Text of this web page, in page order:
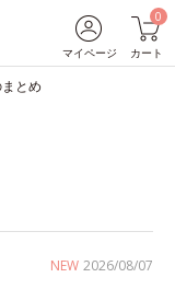
マイページ
0
カート
とめ
NEW 2026/08/07